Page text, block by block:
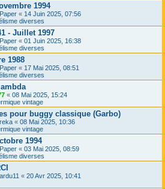
1994
« 14 Juin 2025, 07:56
diverses
- Juillet 1997
« 01 Juin 2025, 16:38
diverses
1988
« 17 Mai 2025, 08:51
diverses
« 08 Mai 2025, 15:24
vintage
pour buggy classique (Garbo)
« 08 Mai 2025, 10:36
vintage
1994
« 03 Mai 2025, 08:59
diverses
« 20 Avr 2025, 10:41